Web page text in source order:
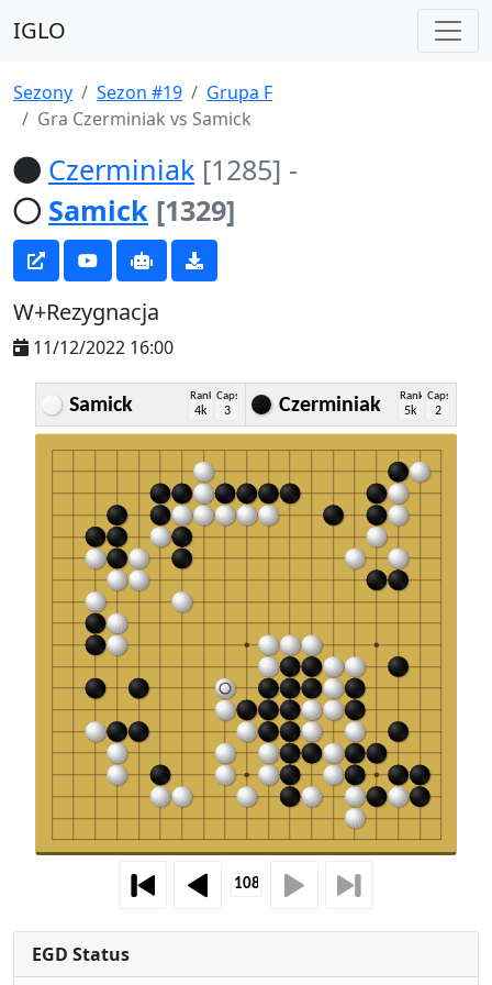
IGLO
Sezony Sezon #19
Grupa F
Gra Czerminiak vs Samick
Czerminiak [1285] -
Samick [1329]
W+Rezygnacja
11/12/2022 16:00
Samick Rank
4k
Caps
3 Czerminiak Rank
5k
Caps
2
EGD Status